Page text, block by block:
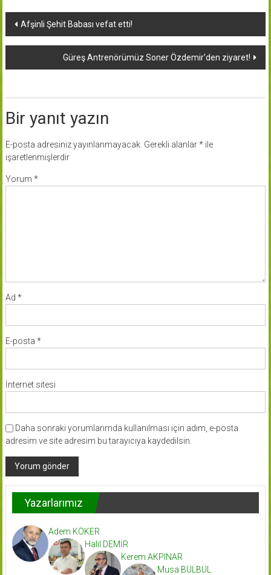
Yazı
dolaşımı
Afşinli Şehit Babası vefat etti!
Güreş Antrenörümüz Soner Özdemir’den ziyaret!
Bir yanıt yazın
E-posta adresiniz yayınlanmayacak. Gerekli alanlar*ile
işaretlenmişlerdir
Yorum *
Ad *
E-posta *
İnternet sitesi
Daha sonraki yorumlarımda kullanılması için adım, e-posta
adresim ve site adresim bu tarayıcıya kaydedilsin.
Yazarlarımız
Adem KÖKER
Halil DEMİR
Kerem AKPINAR
Musa BÜLBÜL